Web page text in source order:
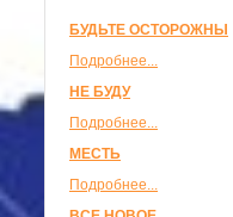
БУДЬТЕ ОСТОРОЖНЫ
Подробнее...
НЕ БУДУ
Подробнее...
МЕСТЬ
Подробнее...